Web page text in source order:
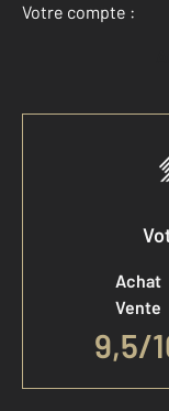
Votre compte :
Achat
Vente
9,5/